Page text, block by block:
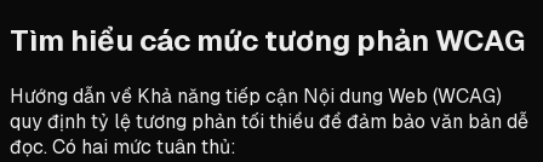
Tìm hiểu các mức tương phản WCAG
Hướng dẫn về Khả năng tiếp cận Nội dung Web (WCAG)
quy định tỷ lệ tương phản tối thiểu để đảm bảo văn bản dễ
đọc. Có hai mức tuân thủ: